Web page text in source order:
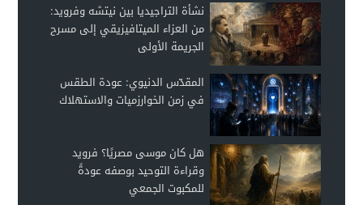
نشأة التراجيديا بين نيتشه وفرويد:
من العزاء الميتافيزيقي إلى مسرح
الجريمة الأولى
المقدّس الدنيوي: عودة الطقس
في زمن الخوارزميات والاستهلاك
هل كان موسى مصريًا؟ فرويد
وقراءة التوحيد بوصفه عودةً
للمكبوت الجمعي